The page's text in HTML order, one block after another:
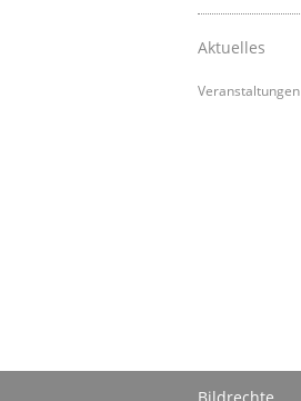
Aktuelles
Veranstaltungen